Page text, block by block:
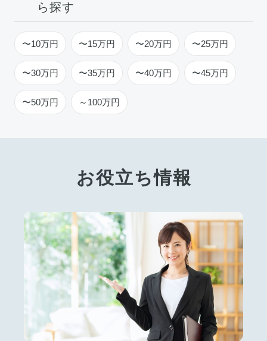
ら探す
〜10万円 〜15万円 〜20万円 〜25万円
〜30万円 〜35万円 〜40万円 〜45万円
〜50万円 ～100万円
お役立ち情報